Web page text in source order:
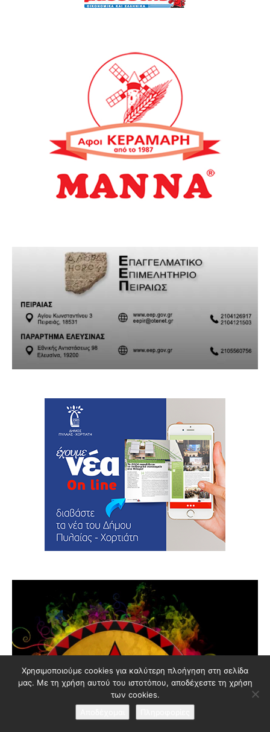
Χρησιμοποιούμε cookies για καλύτερη πλοήγηση στη σελίδα
μας. Με τη χρήση αυτού του ιστοτόπου, αποδέχεστε τη χρήση
των cookies.